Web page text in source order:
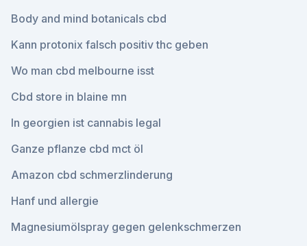
Body and mind botanicals cbd
Kann protonix falsch positiv thc geben
Wo man cbd melbourne isst
Cbd store in blaine mn
In georgien ist cannabis legal
Ganze pflanze cbd mct öl
Amazon cbd schmerzlinderung
Hanf und allergie
Magnesiumölspray gegen gelenkschmerzen